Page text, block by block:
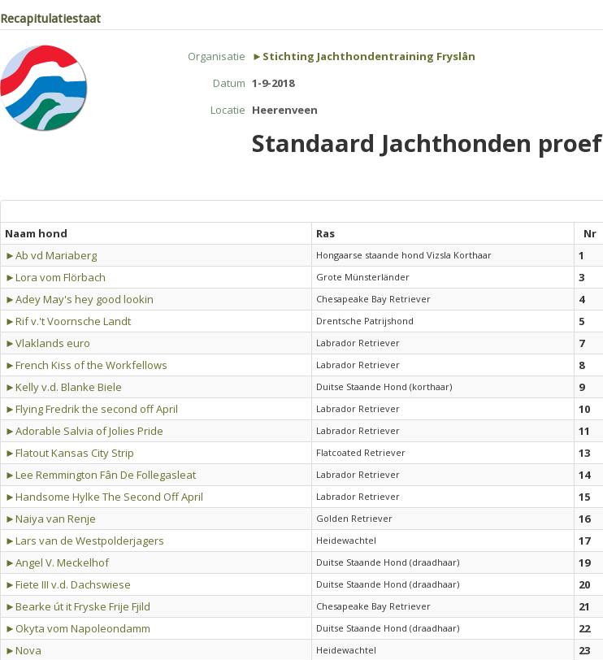
Recapitulatiestaat
Organisatie
►Stichting Jachthondentraining Fryslân
Datum 1-9-2018
Locatie Heerenveen
Standaard Jachthonden proef
Naam hond
Ras Nr
►Ab vd Mariaberg
Hongaarse staande hond Vizsla Korthaar 1
►Lora vom Flörbach
Grote Münsterländer 3
►Adey May's hey good lookin
Chesapeake Bay Retriever 4
►Rif v.'t Voornsche Landt
Drentsche Patrijshond 5
►Vlaklands euro
Labrador Retriever 7
►French Kiss of the Workfellows
Labrador Retriever 8
►Kelly v.d. Blanke Biele
Duitse Staande Hond (korthaar) 9
►Flying Fredrik the second off April
Labrador Retriever 10
►Adorable Salvia of Jolies Pride
Labrador Retriever 11
►Flatout Kansas City Strip
Flatcoated Retriever 13
►Lee Remmington Fân De Follegasleat
Labrador Retriever 14
►Handsome Hylke The Second Off April
Labrador Retriever 15
►Naiya van Renje
Golden Retriever 16
►Lars van de Westpolderjagers
Heidewachtel 17
►Angel V. Meckelhof
Duitse Staande Hond (draadhaar) 19
►Fiete III v.d. Dachswiese
Duitse Staande Hond (draadhaar) 20
►Bearke út it Fryske Frije Fjild
Chesapeake Bay Retriever 21
►Okyta vom Napoleondamm
Duitse Staande Hond (draadhaar) 22
►Nova
Heidewachtel 23